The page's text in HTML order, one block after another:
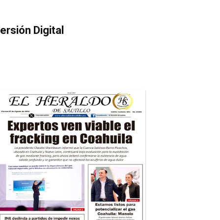
Digital